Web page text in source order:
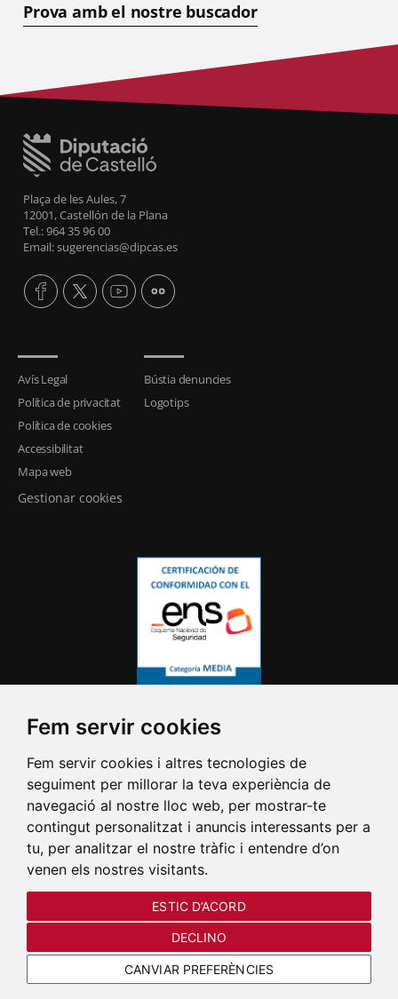
Fem servir cookies
Fem servir cookies i altres tecnologies de
seguiment per millorar la teva experiència de
navegació al nostre lloc web, per mostrar-te
contingut personalitzat i anuncis interessants per a
tu, per analitzar el nostre tràfic i entendre d’on
venen els nostres visitants.
ESTIC D’ACORD
DECLINO
CANVIAR PREFERÈNCIES
Prova amb el nostre buscador
Plaça de les Aules, 7
12001, Castellón de la Plana
Tel.: 964 35 96 00
Email: sugerencias@dipcas.es
Avís Legal
Política de privacitat
Política de cookies
Accessibilitat
Mapa web
Gestionar cookies
Bústia denuncies
Logotips
El dia 12/08/2026 el Castell i el
Parc d'Artilleria tancaràn a les
19:00 h